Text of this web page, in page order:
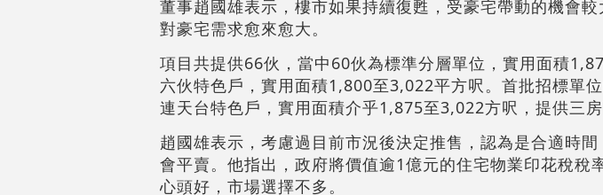
董事趙國雄表示，樓市如果持續復甦，受豪宅帶動的機會
對豪宅需求愈來愈大。
項目共提供66伙，當中60伙為標準分層單位，實用面積
六伙特色戶，實用面積1,800至3,022平方呎。首批招標單
連天台特色戶，實用面積介乎1,875至3,022方呎，提供三房
趙國雄表示，考慮過目前市況後決定推售，認為是合適時
會平賣。他指出，政府將價值逾1億元的住宅物業印花稅稅
心頭好，市場選擇不多。